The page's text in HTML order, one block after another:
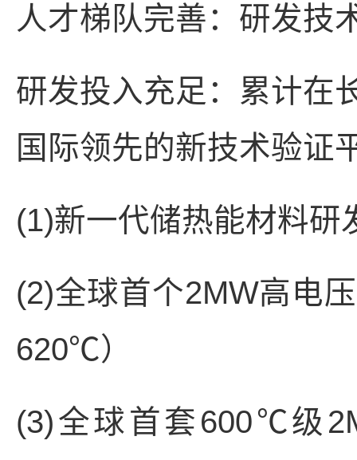
人才梯队完善：研发技
研发投入充足：累计在
国际领先的新技术验证
(1)新一代储热能材料研
(2)全球首个2MW高电
620℃）
(3)全球首套600℃级